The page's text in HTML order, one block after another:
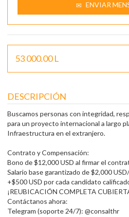
ENVIAR
53 000.00 L
DESCRIPCIÓN
Buscamos personas con integridad,
para un proyecto internacional a largo
Infraestructura en el extranjero.
Contrato y Compensación:
Bono de $12,000 USD al firmar el
Salario base garantizado de $2,000
+$500 USD por cada candidato
¡REUBICACIÓN COMPLETA
Contáctanos ahora:
Telegram (soporte 24/7): @consalthr